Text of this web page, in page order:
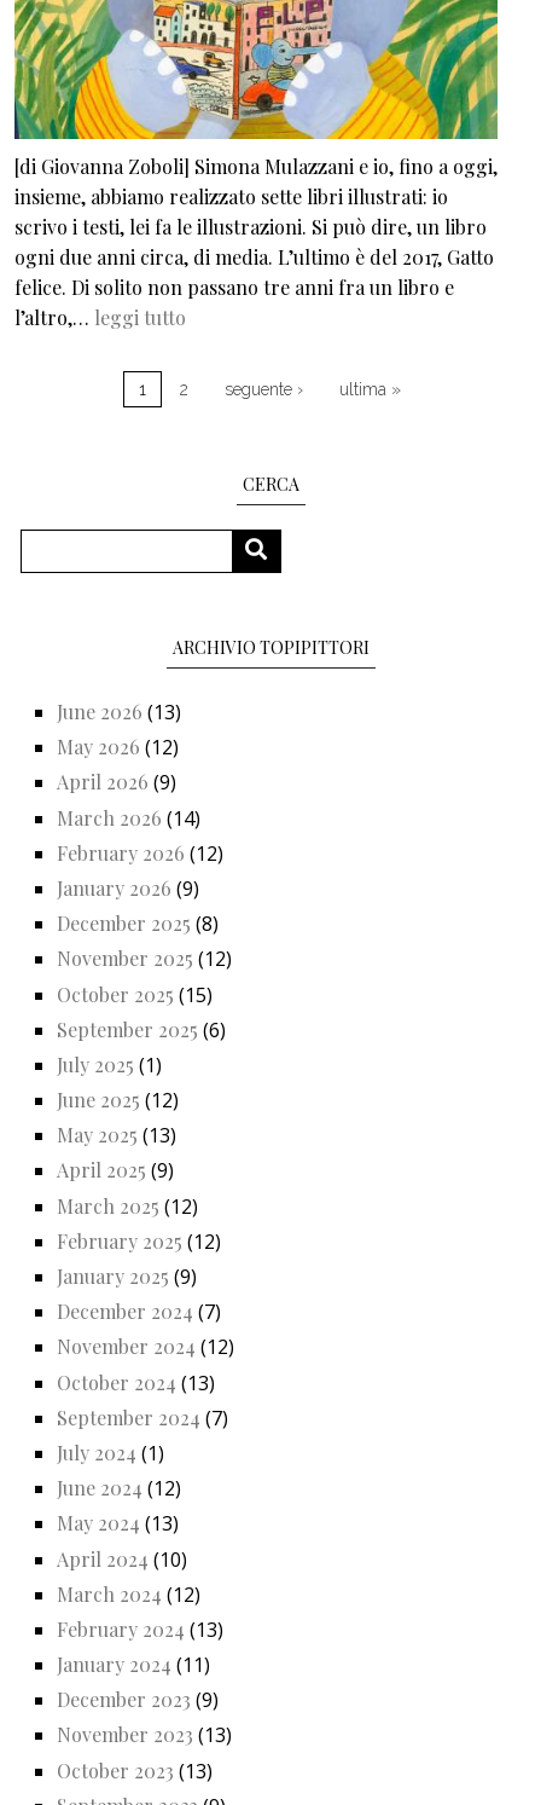
[di Giovanna Zoboli] Simona Mulazzani e io, fino a oggi,
insieme, abbiamo realizzato sette libri illustrati: io
scrivo i testi, lei fa le illustrazioni. Si può dire, un libro
ogni due anni circa, di media. L’ultimo è del 2017, Gatto
felice. Di solito non passano tre anni fra un libro e
l’altro,… leggi tutto
1 2 seguente ›Next page
ultima »Last page
CERCA
SEARCH
ARCHIVIO TOPIPITTORI
June 2026 (13)
May 2026 (12)
April 2026 (9)
March 2026 (14)
February 2026 (12)
January 2026 (9)
December 2025 (8)
November 2025 (12)
October 2025 (15)
September 2025 (6)
July 2025 (1)
June 2025 (12)
May 2025 (13)
April 2025 (9)
March 2025 (12)
February 2025 (12)
January 2025 (9)
December 2024 (7)
November 2024 (12)
October 2024 (13)
September 2024 (7)
July 2024 (1)
June 2024 (12)
May 2024 (13)
April 2024 (10)
March 2024 (12)
February 2024 (13)
January 2024 (11)
December 2023 (9)
November 2023 (13)
October 2023 (13)